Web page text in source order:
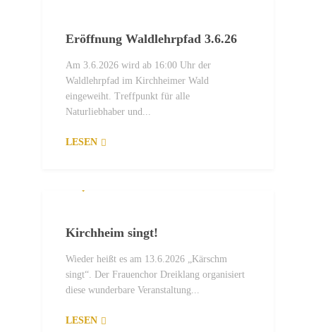
Eröffnung Waldlehrpfad 3.6.26
Am 3.6.2026 wird ab 16:00 Uhr der
Waldlehrpfad im Kirchheimer Wald
eingeweiht. Treffpunkt für alle
Naturliebhaber und...
LESEN
Kirchheim singt!
Wieder heißt es am 13.6.2026 „Kärschm
singt“. Der Frauenchor Dreiklang organisiert
diese wunderbare Veranstaltung...
LESEN